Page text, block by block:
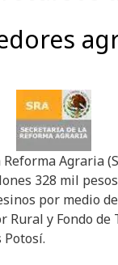
Agraria
328 mil
por medio
Rural y Fondo
Potosí.